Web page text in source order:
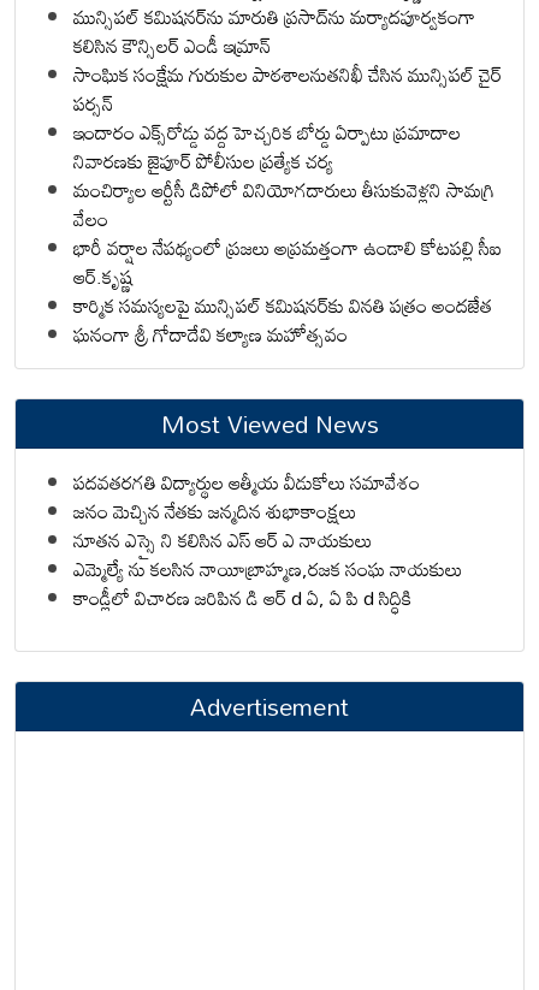
మున్సిపల్ కమిషనర్‌ను మారుతి ప్రసాద్‌ను మర్యాదపూర్వకంగా
కలిసిన కౌన్సిలర్ ఎండీ ఇమ్రాన్ ​
సాంఘిక సంక్షేమ గురుకుల పాఠశాలనుతనిఖీ చేసిన మున్సిపల్ చైర్
పర్సన్
ఇందారం ఎక్స్‌రోడ్డు వద్ద హెచ్చరిక బోర్డు ఏర్పాటు ప్రమాదాల
నివారణకు జైపూర్ పోలీసుల ప్రత్యేక చర్య
మంచిర్యాల ఆర్టీసీ డిపోలో వినియోగదారులు తీసుకువెళ్లని సామగ్రి
వేలం
భారీ వర్షాల నేపథ్యంలో ప్రజలు అప్రమత్తంగా ఉండాలి కోటపల్లి సీఐ
ఆర్.కృష్ణ
కార్మిక సమస్యలపై మున్సిపల్ కమిషనర్‌కు వినతి పత్రం అందజేత
ఘనంగా శ్రీ గోదాదేవి కల్యాణ మహోత్సవం
Most Viewed News
పదవతరగతి విద్యార్థుల ఆత్మీయ వీడుకోలు సమావేశం
జనం మెచ్చిన నేతకు జన్మదిన శుభాకాంక్షలు
నూతన ఎస్సై ని కలిసిన ఎస్ ఆర్ ఎ నాయకులు
ఎమ్మెల్యే ను కలసిన నాయీబ్రాహ్మణ,రజక సంఘ నాయకులు
కాండ్లీలో విచారణ జరిపిన డి ఆర్ d ఏ, ఏ పి d సిద్ధికి
Advertisement